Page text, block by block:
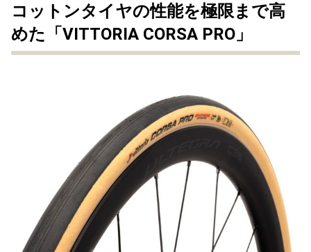
コットンタイヤの性能を極限まで高
めた「VITTORIA CORSA PRO」